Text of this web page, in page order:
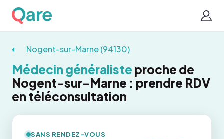
Nogent-sur-Marne (94130)
Médecin généraliste proche de
Nogent-sur-Marne : prendre RDV
en téléconsultation
SANS RENDEZ-VOUS